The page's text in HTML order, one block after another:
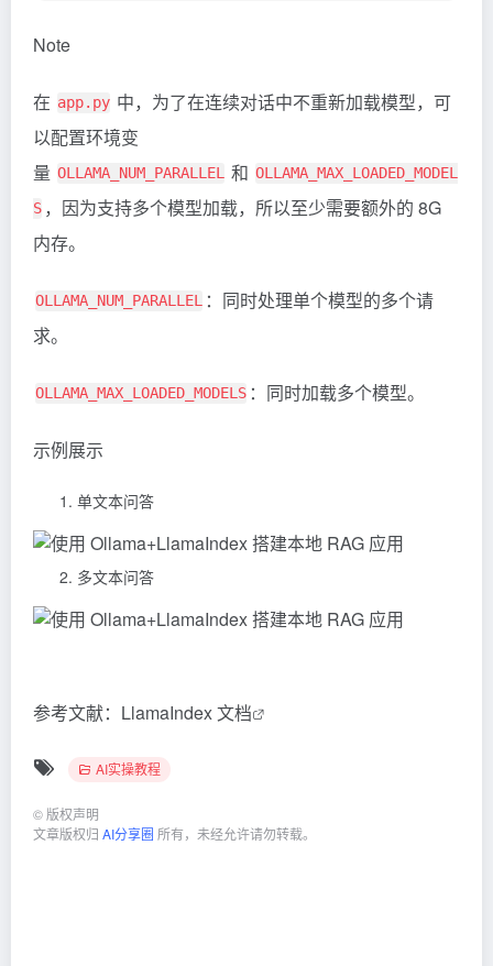
Note
在 app.py 中，为了在连续对话中不重新加载模型，可
以配置环境变
量 OLLAMA_NUM_PARALLEL 和 OLLAMA_MAX_LOADED_MODEL
S ，因为支持多个模型加载，所以至少需要额外的 8G
内存。
OLLAMA_NUM_PARALLEL
：同时处理单个模型的多个请
求。
OLLAMA_MAX_LOADED_MODELS ：同时加载多个模型。
示例展示
单文本问答
多文本问答
参考文献： LlamaIndex 文档
AI实操教程
© 版权声明
文章版权归 AI分享圈 所有，未经允许请勿转载。